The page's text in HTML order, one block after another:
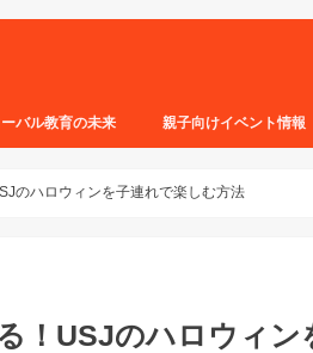
バル教育の未来 親子向けイベント情報
のハロウィンを子連れで楽しむ方法
！USJのハロウィ